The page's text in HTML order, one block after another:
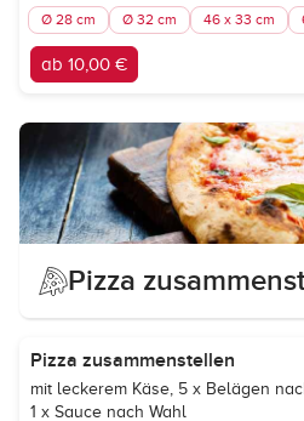
Ø 28 cm Ø 32 cm 46 x 33 cm
ab 10,00 €
Pizza
Pizza zusammenstellen
mit leckerem Käse, 5 x Belägen
1 x Sauce nach Wahl